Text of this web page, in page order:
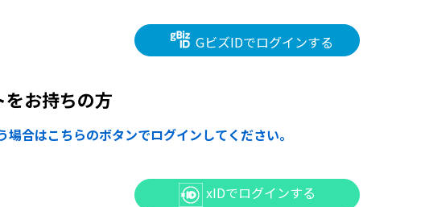
GビズIDでログインする
お持ちの方
合はこちらのボタンでログインしてください。
xIDでログインする